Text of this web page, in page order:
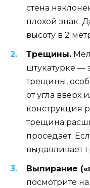
стена
плохой знак.
высоту в 2
Трещины.
штукатурке —
трещины,
от угла вверх
конструкция
трещина
проседает.
выдавливает
Выпирание
посмотрите